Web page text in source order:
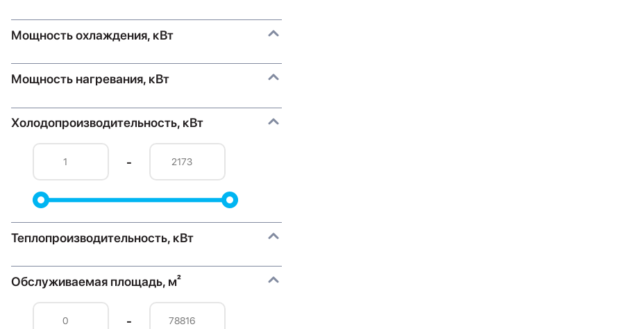
Мощность охлаждения, кВт
Мощность нагревания, кВт
Холодопроизводительность, кВт
-
Теплопроизводительность, кВт
Обслуживаемая площадь, м²
-